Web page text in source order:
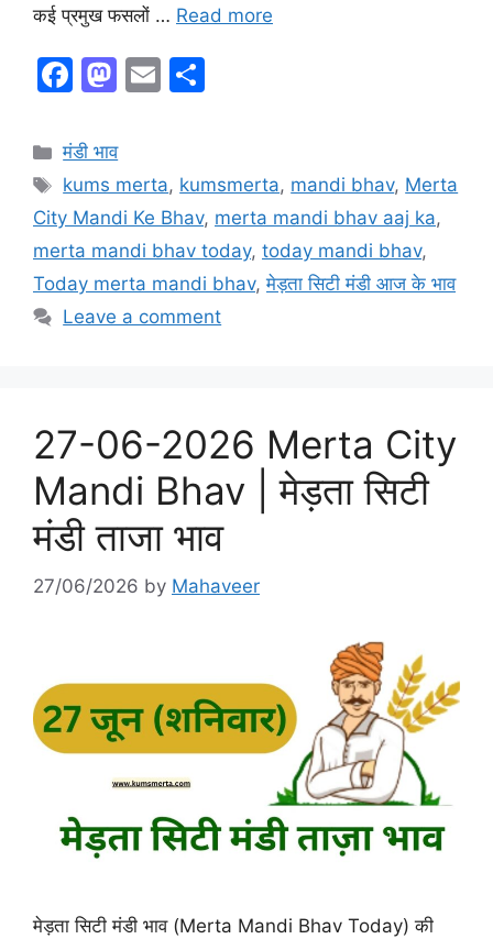
कई प्रमुख फसलों … Read more
F
c
e
b
o
o
k
M
st
o
d
o
n
E
l
e
Categories
मंडी भाव
Tags
kums merta, kumsmerta, mandi bhav, Merta
City Mandi Ke Bhav, merta mandi bhav aaj ka,
merta mandi bhav today, today mandi bhav,
Today merta mandi bhav,मेड़ता सिटी मंडी आज के भाव
Leave a comment
27-06-2026 Merta City
Mandi Bhav | मेड़ता सिटी
मंडी ताजा भाव
27/06/2026 by Mahaveer
मेड़ता सिटी मंडी भाव (Merta Mandi Bhav Today) की